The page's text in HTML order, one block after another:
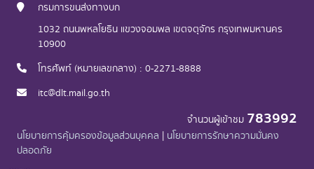
กรมการขนส่งทางบก
1032 ถนนพหลโยธิน แขวงจอมพล เขตจตุจักร กรุงเทพมหานคร
10900
โทรศัพท์ (หมายเลขกลาง) : 0-2271-8888
itc@dlt.mail.go.th
จำนวนผู้เข้าชม 783992
นโยบายการคุ้มครองข้อมูลส่วนบุคคล | นโยบายการรักษาความมั่นคง
ปลอดภัย